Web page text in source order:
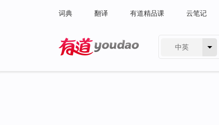
词典 翻译 有道精品课 云笔记
中英